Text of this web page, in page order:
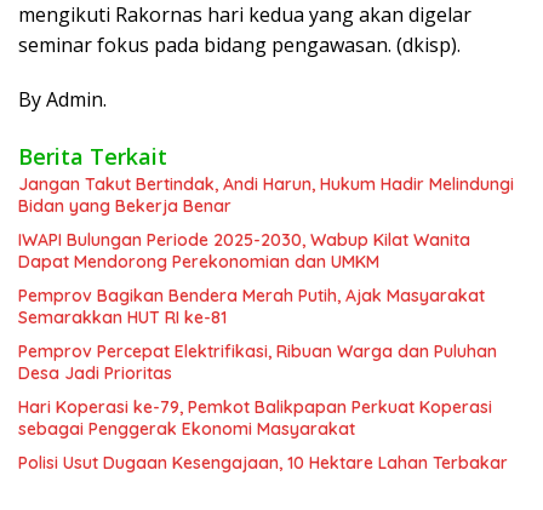
mengikuti Rakornas hari kedua yang akan digelar
seminar fokus pada bidang pengawasan. (dkisp).
By Admin.
Berita Terkait
Jangan Takut Bertindak, Andi Harun, Hukum Hadir Melindungi
Bidan yang Bekerja Benar
IWAPI Bulungan Periode 2025-2030, Wabup Kilat Wanita
Dapat Mendorong Perekonomian dan UMKM
Pemprov Bagikan Bendera Merah Putih, Ajak Masyarakat
Semarakkan HUT RI ke-81
Pemprov Percepat Elektrifikasi, Ribuan Warga dan Puluhan
Desa Jadi Prioritas
Hari Koperasi ke-79, Pemkot Balikpapan Perkuat Koperasi
sebagai Penggerak Ekonomi Masyarakat
Polisi Usut Dugaan Kesengajaan, 10 Hektare Lahan Terbakar